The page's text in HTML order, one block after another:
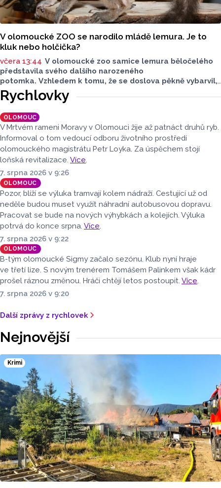
V olomoucké ZOO se narodilo mládě lemura. Je to
kluk nebo holčička?
včera 13:44 V olomoucké zoo samice lemura běločelého
představila svého dalšího narozeného
potomka. Vzhledem k tomu, že se doslova pěkně vybarvil,
je téměř jisté, že se jedná o samce. Samice totiž bývají
hnědé, případně hnědošedé, zato samci se pyšní bílým
zbarvením hlavy.
Rychlovky
OLOMOUC
V Mrtvém rameni Moravy v Olomouci žije až patnáct druhů ryb.
Informoval o tom vedoucí odboru životního prostředí
olomouckého magistrátu Petr Loyka. Za úspěchem stojí
loňská revitalizace. Více.
7. srpna 2026 v 9:26
OLOMOUC
Pozor, blíží se výluka tramvají kolem nádraží. Cestující už od
neděle budou muset využít náhradní autobusovou dopravu.
Pracovat se bude na nových výhybkách a kolejích. Výluka
potrvá do konce srpna. Více
7. srpna 2026 v 9:22
OLOMOUC
B-tým olomoucké Sigmy začalo sezónu. Klub nyní hraje
ve třetí lize. S novým trenérem Tomášem Palinkem však kádr
prošel ráznou změnou. Hráči chtějí letos postoupit. Více.
7. srpna 2026 v 9:20
Další zprávy z rychlovek
Nejnovější
Krimi